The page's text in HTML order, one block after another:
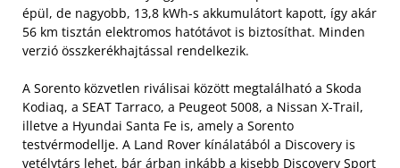
épül, de nagyobb, 13,8 kWh-s akkumulátort kapott, így akár
56 km tisztán elektromos hatótávot is biztosíthat. Minden
verzió összkerékhajtással rendelkezik.
A Sorento közvetlen riválisai között megtalálható a Skoda
Kodiaq, a SEAT Tarraco, a Peugeot 5008, a Nissan X-Trail,
illetve a Hyundai Santa Fe is, amely a Sorento
testvérmodellje. A Land Rover kínálatából a Discovery is
vetélytárs lehet, bár árban inkább a kisebb Discovery Sport